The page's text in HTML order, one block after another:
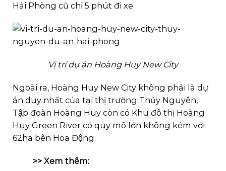
Hải Phòng cũ chỉ 5 phút đi xe.
Vị trí dự án Hoàng Huy New City
Ngoài ra, Hoàng Huy New City không phải là dự
án duy nhất của tại thị trường Thủy Nguyên,
Tập đoàn Hoàng Huy còn có Khu đô thị Hoàng
Huy Green River có quy mô lớn không kém với
62ha bên Hoa Động.
>> Xem thêm: